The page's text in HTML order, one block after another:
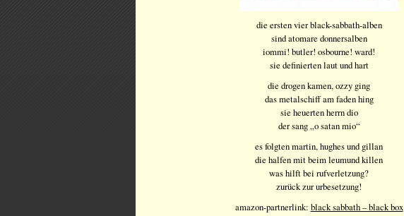
die ersten vier black-sabbath-alben
sind atomare donnersalben
iommi! butler! osbourne! ward!
sie definierten laut und hart
die drogen kamen, ozzy ging
das metalschiff am faden hing
sie heuerten herrn dio
der sang „o satan mio“
es folgten martin, hughes und gillan
die halfen mit beim leumund killen
was hilft bei rufverletzung?
zurück zur urbesetzung!
amazon-partnerlink: black sabbath – black box